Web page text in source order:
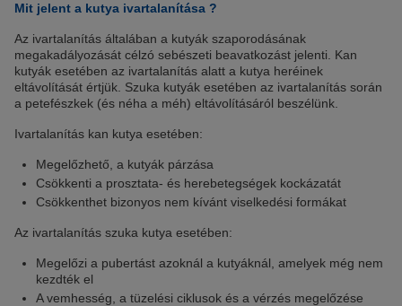
Mit jelent a kutya ivartalanítása ?
Az ivartalanítás általában a kutyák szaporodásának
megakadályozását célzó sebészeti beavatkozást jelenti. Kan
kutyák esetében az ivartalanítás alatt a kutya heréinek
eltávolítását értjük. Szuka kutyák esetében az ivartalanítás során
a petefészkek (és néha a méh) eltávolításáról beszélünk.
Ivartalanítás kan kutya esetében:
Megelőzhető, a kutyák párzása
Csökkenti a prosztata- és herebetegségek kockázatát
Csökkenthet bizonyos nem kívánt viselkedési formákat
Az ivartalanítás szuka kutya esetében:
Megelőzi a pubertást azoknál a kutyáknál, amelyek még nem
kezdték el
A vemhesség, a tüzelési ciklusok és a vérzés megelőzése